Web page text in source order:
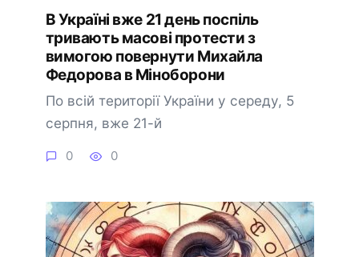
В Україні вже 21 день поспіль
тривають масові протести з
вимогою повернути Михайла
Федорова в Міноборони
По всій території України у середу, 5
серпня, вже 21-й
0 0